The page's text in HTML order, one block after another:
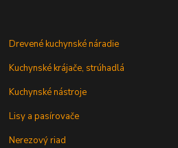
Drevené kuchynské náradie
Kuchynské krájače, strúhadlá
Kuchynské nástroje
Lisy a pasírovače
Nerezový riad